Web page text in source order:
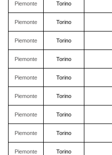
Piemonte Torino
Piemonte Torino
Piemonte Torino
Piemonte Torino
Piemonte Torino
Piemonte Torino
Piemonte Torino
Piemonte Torino
Piemonte Torino